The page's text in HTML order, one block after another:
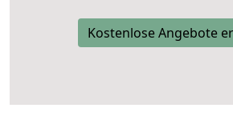
Kostenlose Angebote